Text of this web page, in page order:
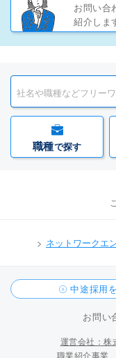
お問い合
紹介しま
職種で探す
ネットワークエ
中途採用
お問い
運営会社：株
職業紹介事業